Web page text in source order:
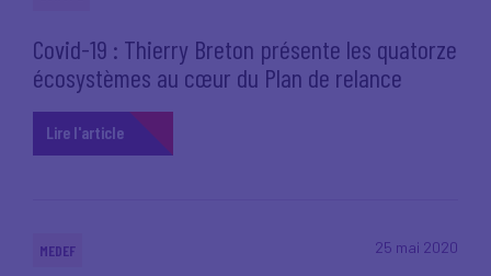
Covid-19 : Thierry Breton présente les quatorze
écosystèmes au cœur du Plan de relance
Lire l'article
25 mai 2020
MEDEF